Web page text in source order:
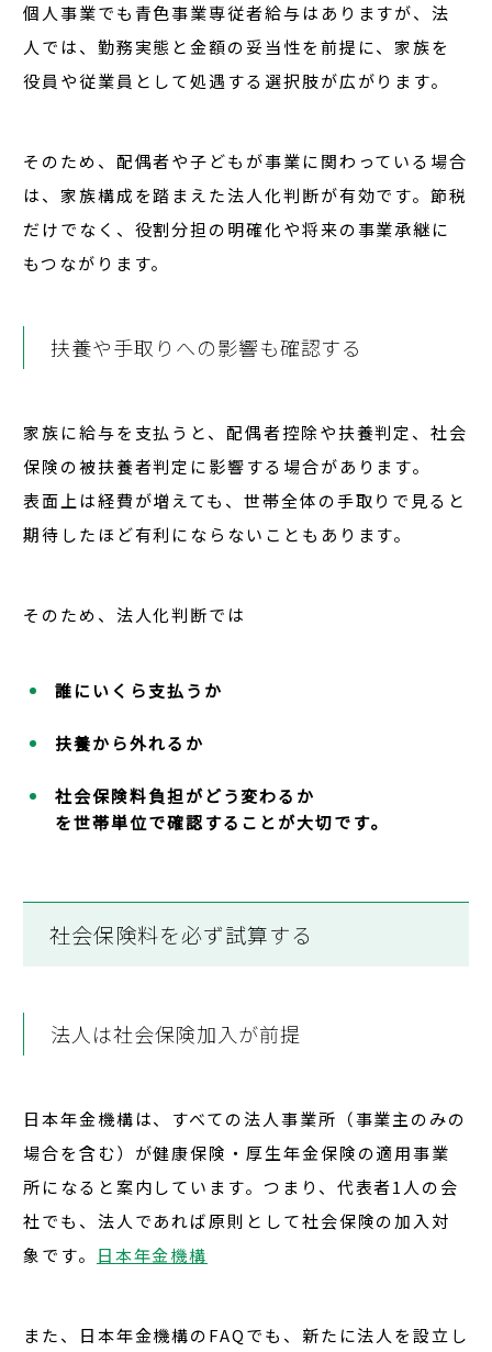
個人事業でも青色事業専従者給与はありますが、法
人では、勤務実態と金額の妥当性を前提に、家族を
役員や従業員として処遇する選択肢が広がります。
そのため、配偶者や子どもが事業に関わっている場合
は、 家族構成を踏まえた法人化判断が有効です。節税
だけでなく、役割分担の明確化や将来の事業承継に
もつながります。
扶養や手取りへの影響も確認する
家族に給与を支払うと、配偶者控除や扶養判定、社会
保険の被扶養者判定に影響する場合があります。
表面上は経費が増えても、世帯全体の手取りで見ると
期待したほど有利にならないこともあります。
そのため、法人化判断では
誰にいくら支払うか
扶養から外れるか
社会保険料負担がどう変わるか
を世帯単位で確認することが大切です。
社会保険料を必ず試算する
法人は社会保険加入が前提
日本年金機構は、 すべての法人事業所（事業主のみの
場合を含む） が健康保険・厚生年金保険の適用事業
所になると案内しています。つまり、 代表者1人の会
社でも、法人であれば原則として社会保険の加入対
象です。 日本年金機構
また、日本年金機構のFAQでも、新たに法人を設立し